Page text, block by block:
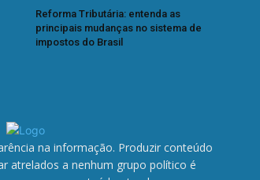
Reforma Tributária: entenda as
principais mudanças no sistema de
impostos do Brasil
na informação. Produzir conteúdo
atrelados a nenhum grupo político é